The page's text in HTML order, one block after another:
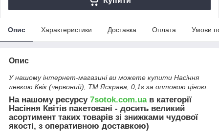
Опис Характеристики Доставка Оплата Умови
Опис
У нашому інтернет-магазині ви можете купити Насіння
левкою Квік (червоний), ТМ Яскрава, 0,1г за оптовою ціною.
На нашому ресурсу 7sotok.com.uaв категорії
Насіння Квітів пакетовані - досить великий
асортимент таких товарів зі знижками чудової
якості, з оперативною доставкою)